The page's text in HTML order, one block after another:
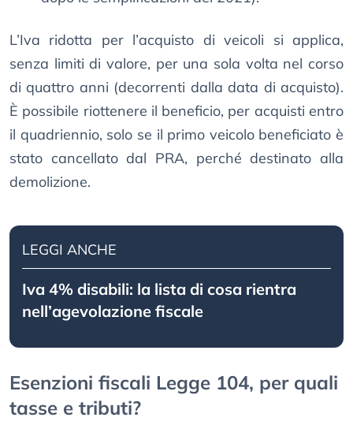
L’Iva ridotta per l’acquisto di veicoli si applica,
senza limiti di valore, per una sola volta nel corso
di quattro anni (decorrenti dalla data di acquisto).
È possibile riottenere il beneficio, per acquisti entro
il quadriennio, solo se il primo veicolo beneficiato è
stato cancellato dal PRA, perché destinato alla
demolizione.
LEGGI ANCHE
Iva 4% disabili: la lista di cosa rientra
nell’agevolazione fiscale
Esenzioni fiscali Legge 104, per quali
tasse e tributi?